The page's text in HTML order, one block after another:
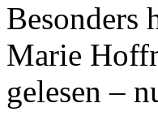
Besonders
Marie
gelesen –